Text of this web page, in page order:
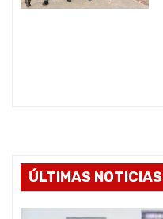
a
ÚLTIMAS NOTICIAS